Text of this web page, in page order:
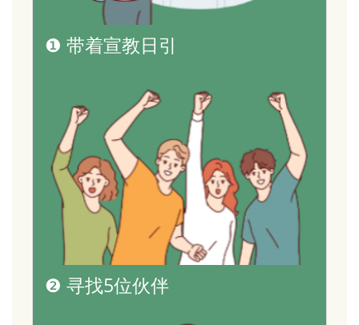
❶ 带着宣教日引
❷ 寻找5位伙伴